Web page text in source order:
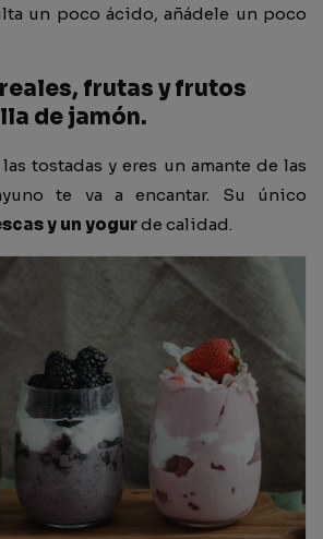
un poco ácido, añádele un poco
frutas y frutos
de jamón.
tostadas y eres un amante de las
te va a encantar. Su único
y un yogurde calidad.